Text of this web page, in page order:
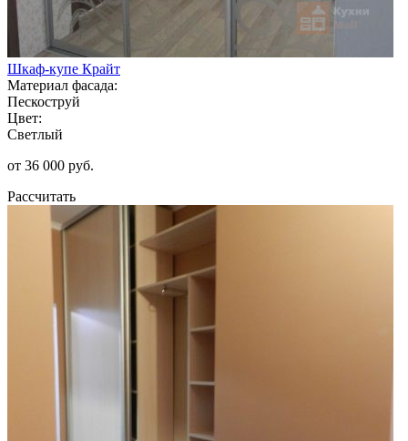
Шкаф-купе Крайт
Материал фасада:
Пескоструй
Цвет:
Светлый
от 36 000 руб.
Рассчитать